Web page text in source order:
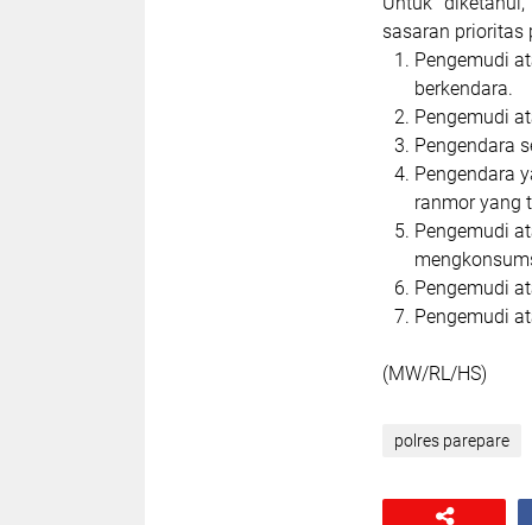
sasaran prioritas
Pengemudi
berkendara.
Pengemudi
Pengendara
Pengendara
ranmor yang
Pengemudi
Pengemudi
Pengemudi
(MW/RL/HS)
polres parepare